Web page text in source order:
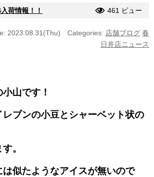
荷情報！！ 461 ビュー
2023.08.31(Thu) Categories: 店舗ブログ 春
日井店ニュース
山です！
ブンの小豆とシャーベット状の
。
似たようなアイスが無いので